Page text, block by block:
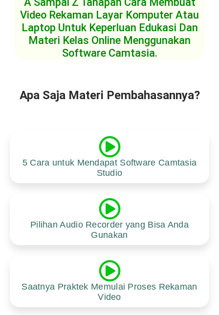
Video Rekaman Layar Komputer Atau
Laptop Untuk Keperluan Edukasi Dan
Materi Kelas Online Menggunakan
Software Camtasia.
Apa Saja Materi Pembahasannya?
5 Cara untuk Mendapat Software Camtasia
Studio
Pilihan Audio Recorder yang Bisa Anda
Gunakan
Saatnya Praktek Memulai Proses Rekaman
Video